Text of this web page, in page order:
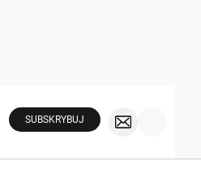
SUBSKRYBUJ